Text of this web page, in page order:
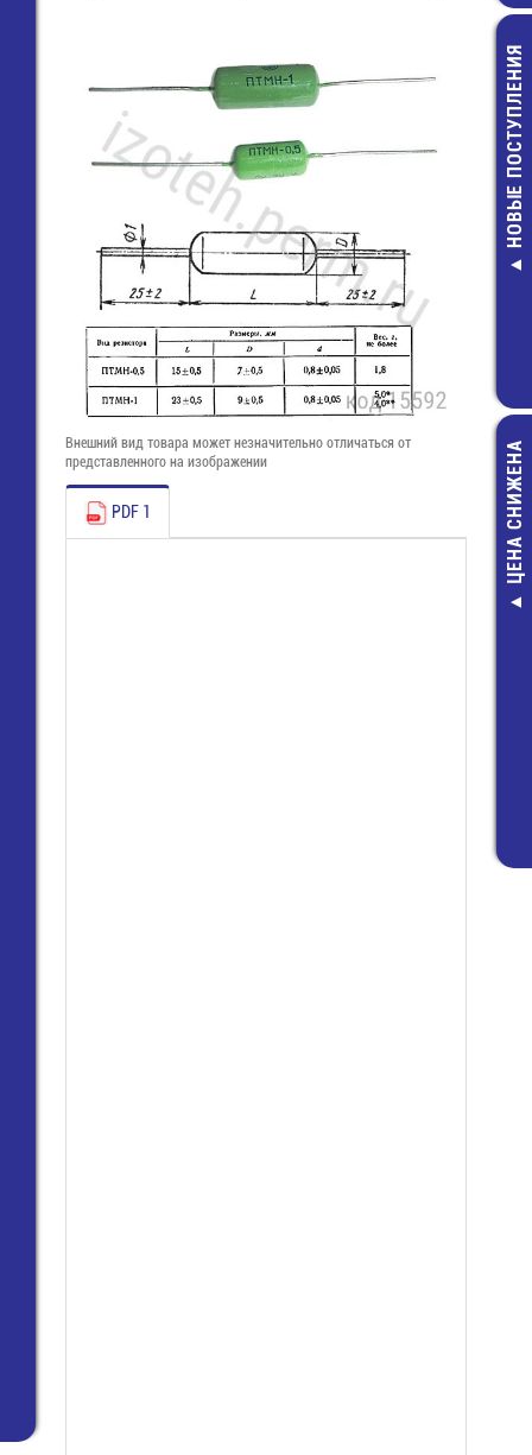
Разъем на
7 (м) (IDC-
12,00 руб.
НОВЫЕ ПОСТУПЛЕНИЯ
ЦЕНА СНИЖЕНА
Внешний вид товара может незначительно отличаться от
представленного на изображении
PDF 1